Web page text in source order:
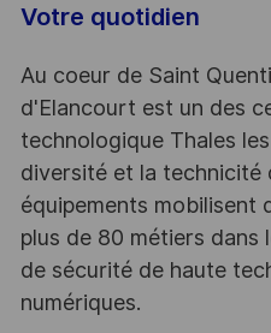
Votre quotidien
Au coeur de Saint
d'Elancourt est un des
technologique Thales
diversité et la technicité
équipements mobilisent
plus de 80 métiers dans
de sécurité de haute
numériques.